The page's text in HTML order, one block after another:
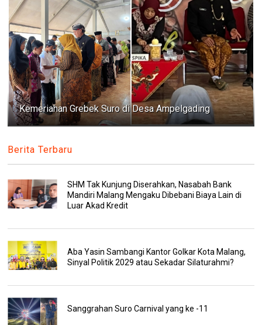
Kemeriahan Grebek Suro di Desa Ampelgading
Berita Terbaru
SHM Tak Kunjung Diserahkan, Nasabah Bank
Mandiri Malang Mengaku Dibebani Biaya Lain di
Luar Akad Kredit
Aba Yasin Sambangi Kantor Golkar Kota Malang,
Sinyal Politik 2029 atau Sekadar Silaturahmi?
Sanggrahan Suro Carnival yang ke -11